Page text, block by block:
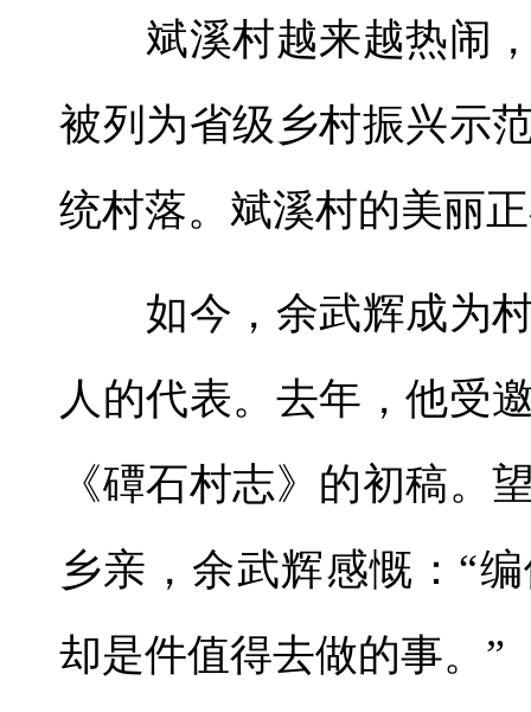
斌溪村越来越热闹，
被列为省级乡村振兴示
统村落。斌溪村的美丽
如今，余武辉成为村
人的代表。去年，他受
《磹石村志》的初稿。
乡亲，余武辉感慨：“
却是件值得去做的事。”